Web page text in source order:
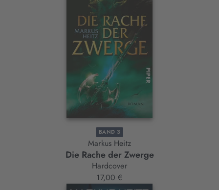
BAND 3
Markus Heitz
Die Rache der Zwerge
Hardcover
17,00 €